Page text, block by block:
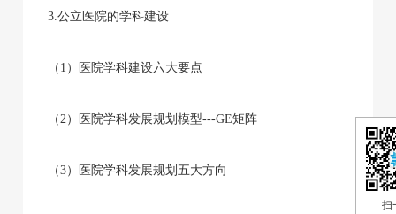
3.公立医院的学科建设
（1）医院学科建设六大要点
（2）医院学科发展规划模型---GE矩阵
（3）医院学科发展规划五大方向
扫